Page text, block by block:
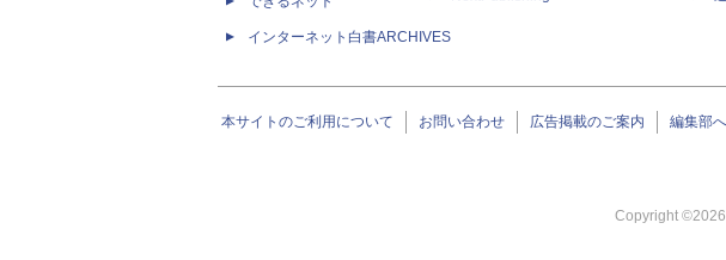
インターネット白書ARCHIVES
本サイトのご利用について お問い合わせ 広告掲載のご案内 編集部
Copyright ©2026